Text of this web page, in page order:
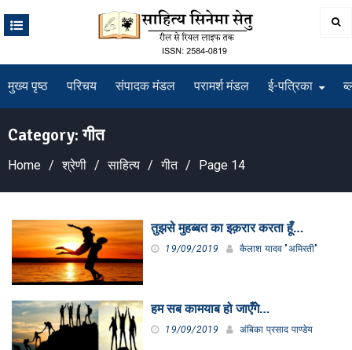
मुख्य पृष्ठ परिचय संपादक मंडल परामर्श मंडल ई-पत्रिका
Category:गीत
Home श्रेणी साहित्य गीत Page 14
तुझसे मुहब्बत का इक़रार करता हूँ…
19/09/2019 कैलाश यादव "अमिरती"
हम सब कामयाब हो जाएँगे…
19/09/2019 अंबिका प्रसाद पाण्डेय